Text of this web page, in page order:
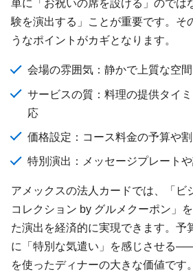
単に「お祝いの席を設ける」のでは
験を演出する」ことが重要です。そ
うなポイントがカギとなります。
会場の雰囲気：静かで上質な空
サービスの質：料理の提供タイ
応
価格設定：コース料金の予算や
特別演出：メッセージプレート
アメックスの法人カードでは、「ビ
コレクション by グルメクーポン」
た演出を経済的に実現できます。予
に「特別な気遣い」を感じさせる
を使ったディナーの大きな価値です。